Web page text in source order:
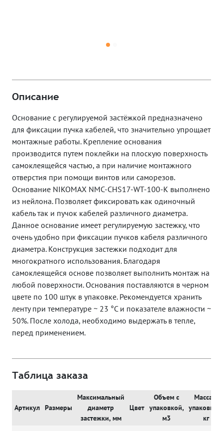
Описание
Основание с регулируемой застёжкой предназначено
для фиксации пучка кабелей, что значительно упрощает
монтажные работы. Крепление основания
производится путем поклейки на плоскую поверхность
самоклеящейся частью, а при наличие монтажного
отверстия при помощи винтов или саморезов.
Основание NIKOMAX NMC-CHS17-WT-100-K выполнено
из нейлона. Позволяет фиксировать как одиночный
кабель так и пучок кабелей различного диаметра.
Данное основание имеет регулируемую застежку, что
очень удобно при фиксации пучков кабеля различного
диаметра. Конструкция застежки подходит для
многократного использования. Благодаря
самоклеящейся основе позволяет выполнить монтаж на
любой поверхности. Основания поставляются в черном
цвете по 100 штук в упаковке. Рекомендуется хранить
ленту при температуре ~ 23 °C и показателе влажности ~
50%. После холода, необходимо выдержать в тепле,
перед применением.
Таблица заказа
Артикул Размеры
Максимальный
диаметр
застежки, мм
Цвет
Объем с
упаковкой,
м3
Масса с
упаковкой,
кг